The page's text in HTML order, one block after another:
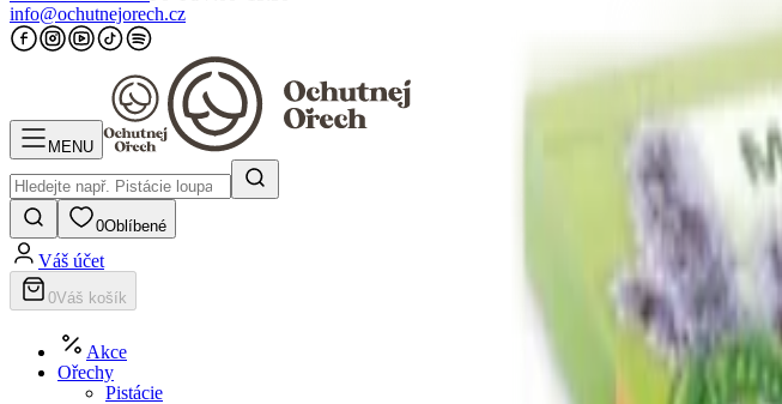
info@ochutnejorech.cz
MENU
0Oblíbené
Váš účet
0Váš košík
Akce
Ořechy
Pistácie